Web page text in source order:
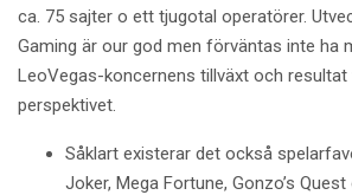
ca. 75 sajter o ett tjugotal operatörer.
Gaming är our god men förväntas inte ha
LeoVegas-koncernens tillväxt och
perspektivet.
Såklart existerar det också
Joker, Mega Fortune, Gonzo’s